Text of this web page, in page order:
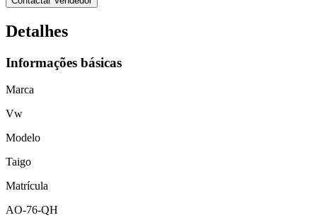
Detalhes
Informações básicas
Marca
Vw
Modelo
Taigo
Matrícula
AO-76-QH